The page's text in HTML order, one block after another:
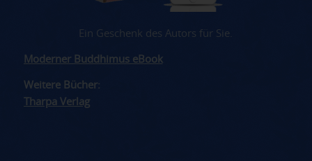
Ein Geschenk des Autors für Sie.
Moderner Buddhimus eBook
Weitere Bücher:
Tharpa Verlag